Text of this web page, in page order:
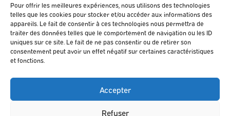
Pour offrir les meilleures expériences, nous utilisons des technologies
telles que les cookies pour stocker et/ou accéder aux informations des
appareils. Le fait de consentir à ces technologies nous permettra de
traiter des données telles que le comportement de navigation ou les ID
uniques sur ce site. Le fait de ne pas consentir ou de retirer son
consentement peut avoir un effet négatif sur certaines caractéristiques
et fonctions.
Accepter
Refuser
FAQ
contact@fondactions-liebot.fr